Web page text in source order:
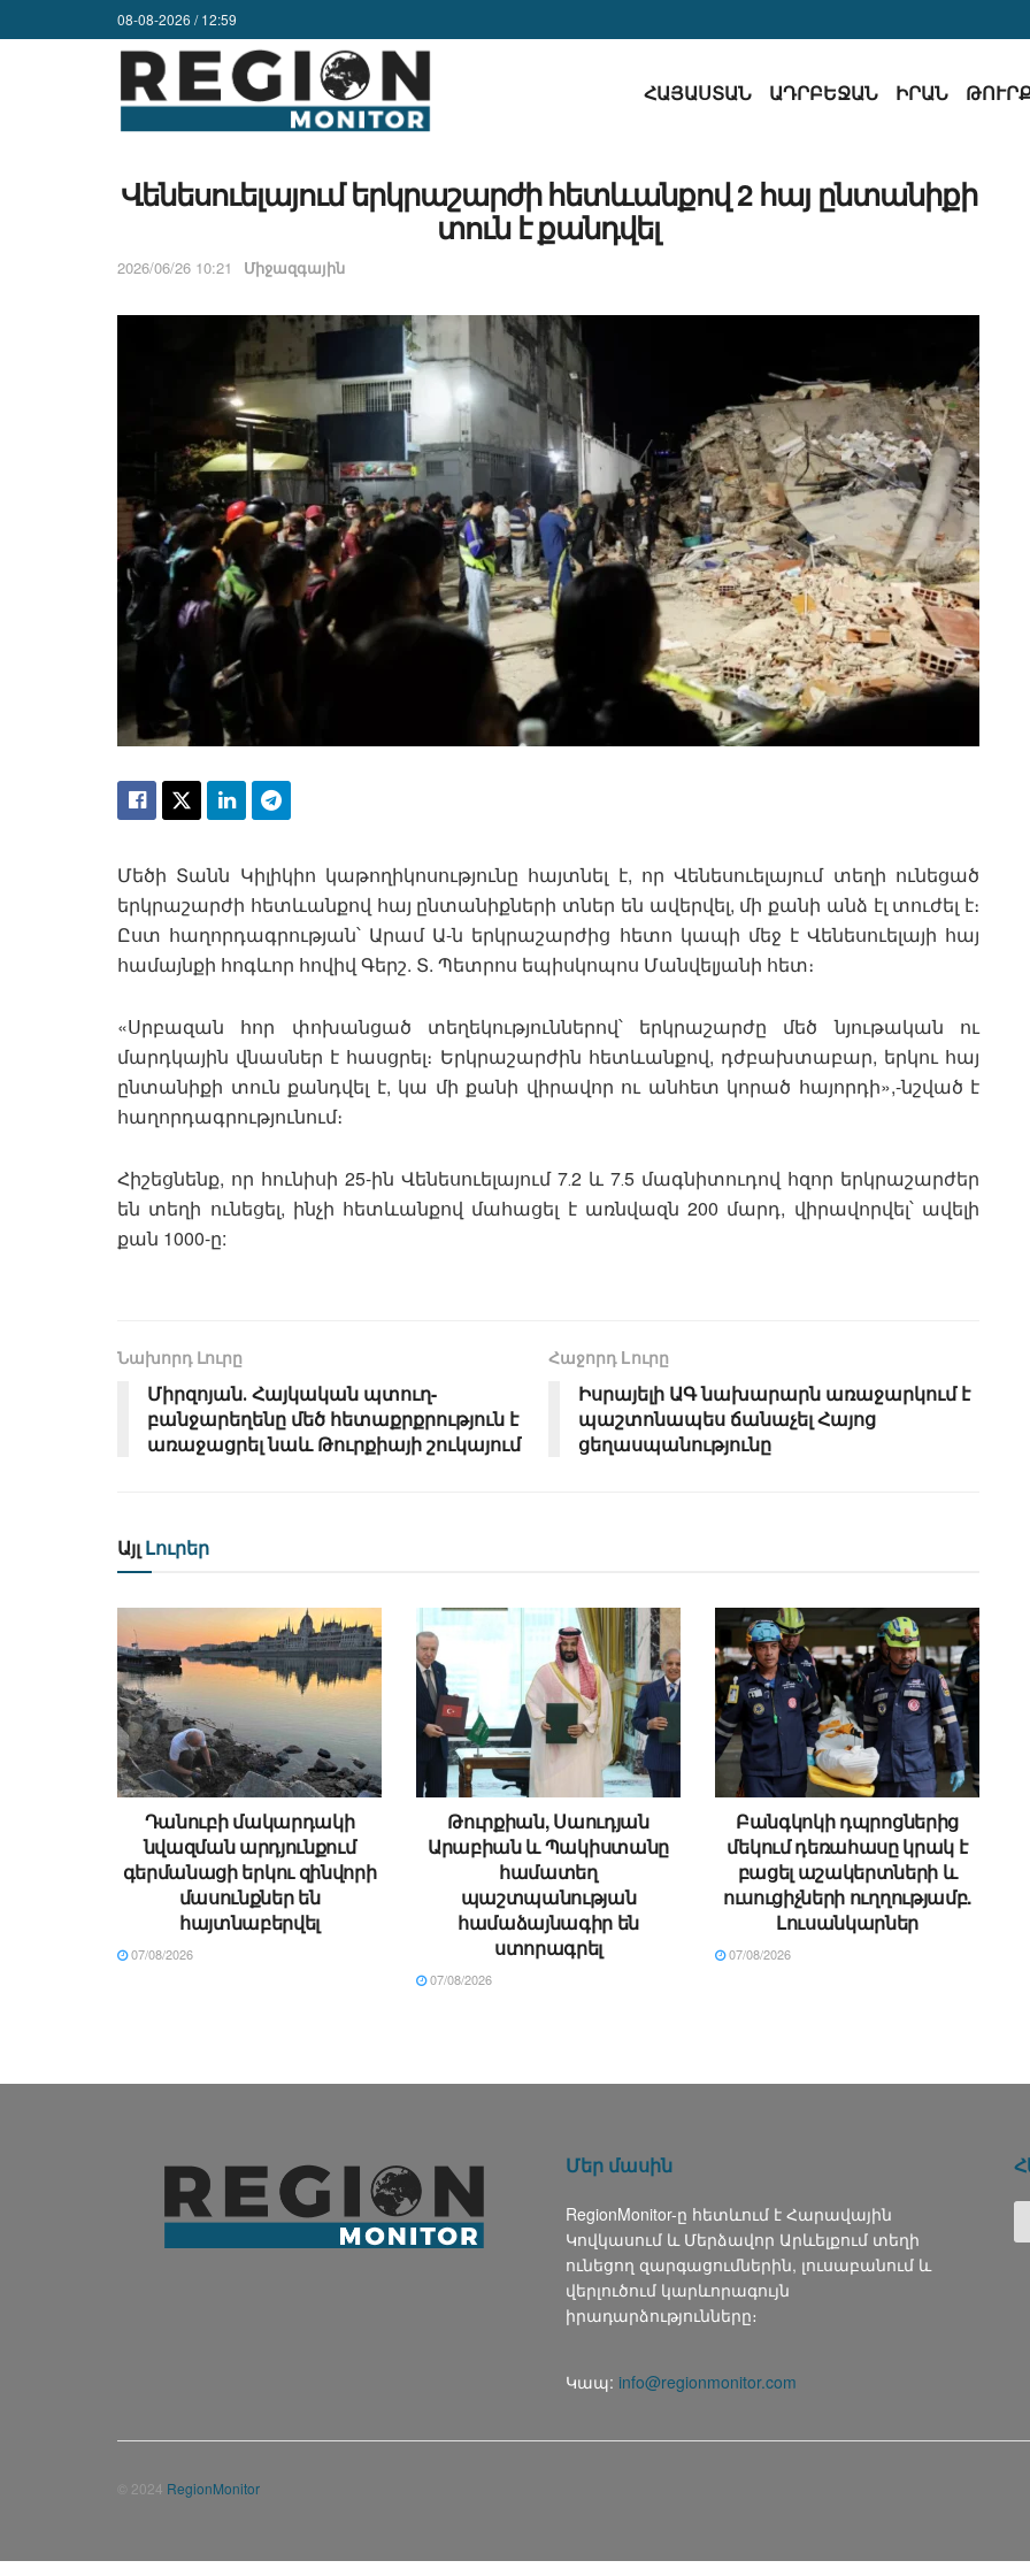
08-08-2026 / 12:59
ՀԱՅԱՍՏԱՆ ԱԴՐԲԵՋԱՆ ԻՐԱՆ
Վենեսուելայում երկրաշարժի հետևանքով 2 հայ ընտանիքի
տուն է քանդվել
2026/06/26 10:21 Միջազգային
Մեծի Տանն Կիլիկիո կաթողիկոսությունը հայտնել է, որ Վենեսուելայում տեղի ունեցած
երկրաշարժի հետևանքով հայ ընտանիքների տներ են ավերվել, մի քանի անձ էլ տուժել է։
Ըստ հաղորդագրության՝ Արամ Ա-ն երկրաշարժից հետո կապի մեջ է Վենեսուելայի հայ
համայնքի հոգևոր հովիվ Գերշ. Տ. Պետրոս եպիսկոպոս Մանվելյանի հետ։
«Սրբազան հոր փոխանցած տեղեկություններով՝ երկրաշարժը մեծ նյութական ու
մարդկային վնասներ է հասցրել։ Երկրաշարժին հետևանքով, դժբախտաբար, երկու հայ
ընտանիքի տուն քանդվել է, կա մի քանի վիրավոր ու անհետ կորած հայորդի»,-նշված է
հաղորդագրությունում։
Հիշեցնենք, որ հունիսի 25-ին Վենեսուելայում 7․2 և 7․5 մագնիտուդով հզոր երկրաշարժեր
են տեղի ունեցել, ինչի հետևանքով մահացել է առնվազն 200 մարդ, վիրավորվել՝ ավելի
քան 1000-ը:
Նախորդ Լուրը
Միրզոյան․ Հայկական պտուղ-
բանջարեղենը մեծ հետաքրքրություն է
առաջացրել նաև Թուրքիայի շուկայում
Հաջորդ Lուրը
Իսրայելի ԱԳ նախարարն առաջարկում է
պաշտոնապես ճանաչել Հայոց
ցեղասպանությունը
Այլ Լուրեր
Դանուբի մակարդակի
նվազման արդյունքում
գերմանացի երկու զինվորի
մասունքներ են
հայտնաբերվել
07/08/2026
Թուրքիան, Սաուդյան
Արաբիան և Պակիստանը
համատեղ
պաշտպանության
համաձայնագիր են
ստորագրել
07/08/2026
Բանգկոկի դպրոցներից
մեկում դեռահասը կրակ է
բացել աշակերտների և
ուսուցիչների ուղղությամբ.
Լուսանկարներ
07/08/2026
Մեր մասին
RegionMonitor-ը հետևում է Հարավային
Կովկասում և Մերձավոր Արևելքում տեղի
ունեցող զարգացումներին, լուսաբանում և
վերլուծում կարևորագույն
իրադարձությունները։
Կապ: info@regionmonitor.com
© 2024 RegionMonitor